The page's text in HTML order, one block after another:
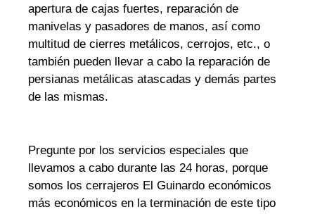
apertura de cajas fuertes, reparación de
manivelas y pasadores de manos, así como
multitud de cierres metálicos, cerrojos, etc., o
también pueden llevar a cabo la reparación de
persianas metálicas atascadas y demás partes
de las mismas.
Pregunte por los servicios especiales que
llevamos a cabo durante las 24 horas, porque
somos los cerrajeros El Guinardo económicos
más económicos en la terminación de este tipo